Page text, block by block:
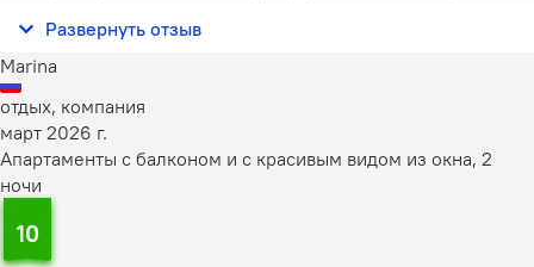
платить, менеджер продиктов
Развернуть отзыв
Marina
отдых, компания
март 2026 г.
Апартаменты с балконом и с красивым видом из окна, 2
ночи
10